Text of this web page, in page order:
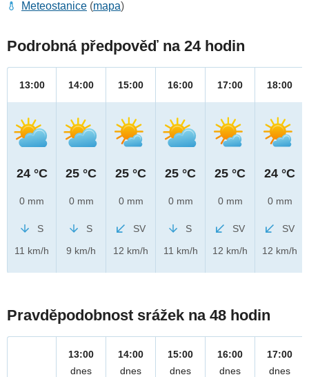
Meteostanice (mapa)
Podrobná předpověď na 24 hodin
13:00
24 °C
0 mm
S
11 km/h
14:00
25 °C
0 mm
S
9 km/h
15:00
25 °C
0 mm
SV
12 km/h
16:00
25 °C
0 mm
S
11 km/h
17:00
25 °C
0 mm
SV
12 km/h
18:00
24 °C
0 mm
SV
12 km/h
Pravděpodobnost srážek na 48 hodin
13:00
dnes
14:00
dnes
15:00
dnes
16:00
dnes
17:00
dnes